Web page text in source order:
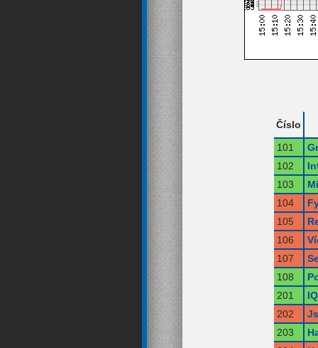
Číslo
101
102
103
104
105
106
107
108
201
202
203